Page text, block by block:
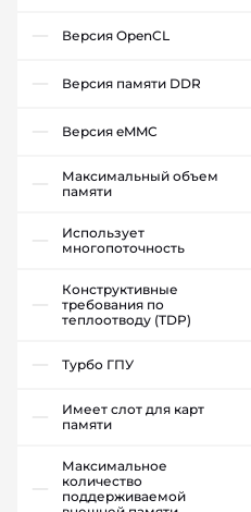
Версия OpenCL
Версия памяти DDR
Версия eMMC
Максимальный объем
памяти
Использует
многопоточность
Конструктивные
требования по
теплоотводу (TDP)
Турбо ГПУ
Имеет слот для карт
памяти
Максимальное
количество
поддерживаемой